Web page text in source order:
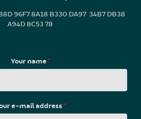
96F7 8A18 B330 DA97 34B7 DB38
A94D 8C53 78
Your name*
e-mail address*